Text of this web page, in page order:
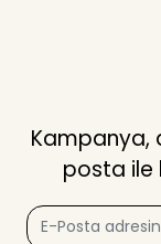
Kampanya,
posta ile